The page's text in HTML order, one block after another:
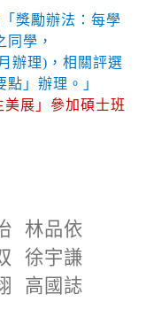
獎勵辦法：每學
學，
月辦理) ，相關評選
」辦理。」
美展」參加碩士班
林品依
徐宇謙
高國誌